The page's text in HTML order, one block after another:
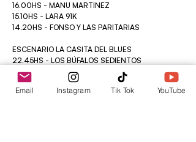
16.00HS - MANU MARTINEZ
15.10HS - LARA 91K
14.20HS - FONSO Y LAS PARITARIAS
ESCENARIO LA CASITA DEL BLUES
22.45HS - LOS BÚFALOS SEDIENTOS
21.45HS - IVAN SINGH & SHERYL YOUNGBLOOD
20.30HS - PITI FERNÁNDEZ
19.25HS - THE RHYTHM GAMBLERS
Email Instagram Tik Tok YouTube